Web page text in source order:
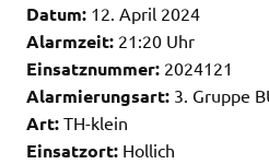
Datum: 12. April 2024
Alarmzeit: 21:20 Uhr
Einsatznummer: 2024121
Alarmierungsart: 3. Gruppe
Art: TH-klein
Einsatzort: Hollich